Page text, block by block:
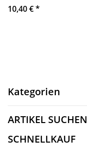
10,40 €*
Kategorien
ARTIKEL SUCHEN
SCHNELLKAUF